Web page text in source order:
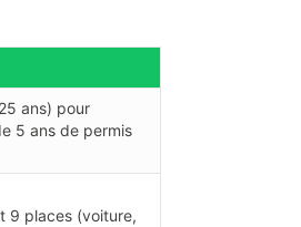
ans) pour
5 ans de permis
9 places (voiture,